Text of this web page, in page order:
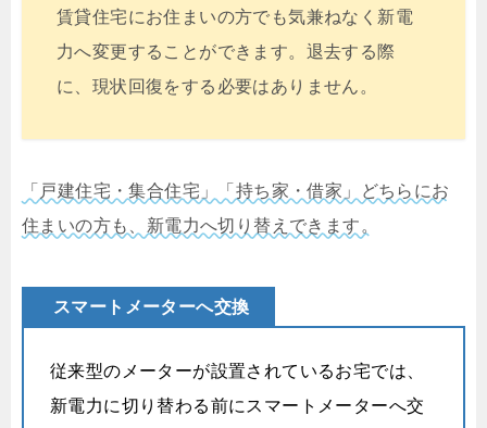
賃貸住宅にお住まいの方でも気兼ねなく新電
力へ変更することができます。退去する際
に、現状回復をする必要はありません。
「戸建住宅・集合住宅」「持ち家・借家」どちらにお
住まいの方も、新電力へ切り替えできます。
スマートメーターへ交換
従来型のメーターが設置されているお宅では、
新電力に切り替わる前にスマートメーターへ交